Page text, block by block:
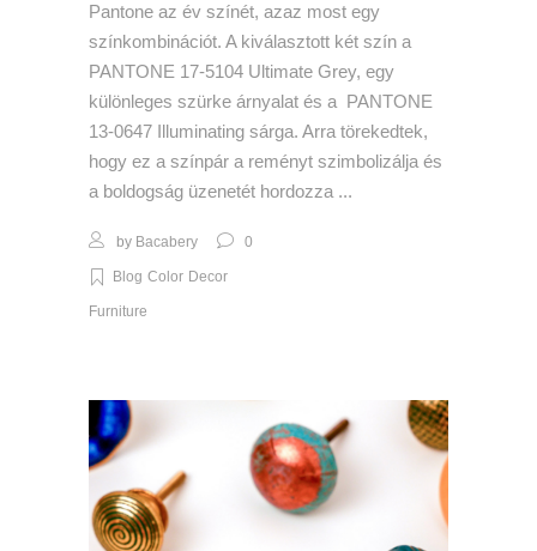
Pantone az év színét, azaz most egy
színkombinációt. A kiválasztott két szín a
PANTONE 17-5104 Ultimate Grey, egy
különleges szürke árnyalat és a PANTONE
13-0647 Illuminating sárga. Arra törekedtek,
hogy ez a színpár a reményt szimbolizálja és
a boldogság üzenetét hordozza
by Bacabery 0
Blog Color Decor
Furniture